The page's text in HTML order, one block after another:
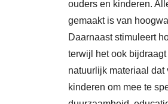
ouders en kinderen.
gemaakt is van
Daarnaast stimuleert
terwijl het ook
natuurlijk materiaal
kinderen om mee te